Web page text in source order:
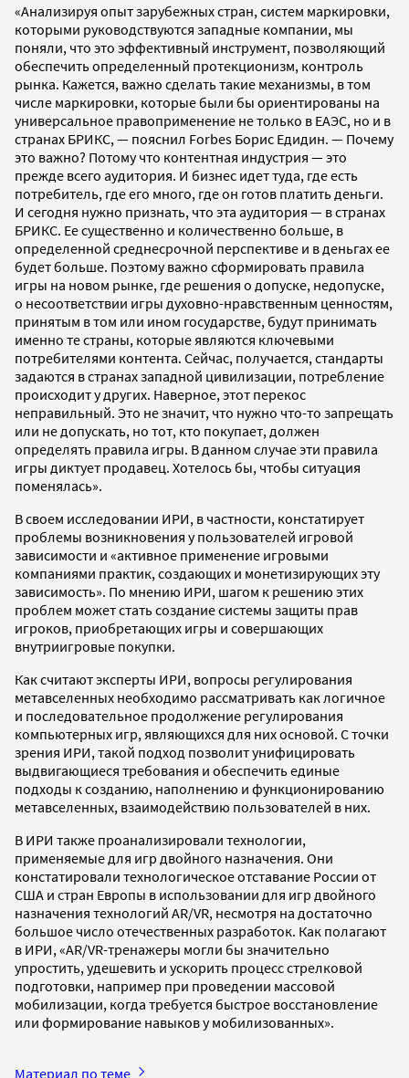
«Анализируя опыт зарубежных стран, систем маркировки,
которыми руководствуются западные компании, мы
поняли, что это эффективный инструмент, позволяющий
обеспечить определенный протекционизм, контроль
рынка. Кажется, важно сделать такие механизмы, в том
числе маркировки, которые были бы ориентированы на
универсальное правоприменение не только в ЕАЭС, но и в
странах БРИКС, — пояснил Forbes Борис Едидин. — Почему
это важно? Потому что контентная индустрия — это
прежде всего аудитория. И бизнес идет туда, где есть
потребитель, где его много, где он готов платить деньги.
И сегодня нужно признать, что эта аудитория — в странах
БРИКС. Ее существенно и количественно больше, в
определенной среднесрочной перспективе и в деньгах ее
будет больше. Поэтому важно сформировать правила
игры на новом рынке, где решения о допуске, недопуске,
о несоответствии игры духовно-нравственным ценностям,
принятым в том или ином государстве, будут принимать
именно те страны, которые являются ключевыми
потребителями контента. Сейчас, получается, стандарты
задаются в странах западной цивилизации, потребление
происходит у других. Наверное, этот перекос
неправильный. Это не значит, что нужно что-то запрещать
или не допускать, но тот, кто покупает, должен
определять правила игры. В данном случае эти правила
игры диктует продавец. Хотелось бы, чтобы ситуация
поменялась».
В своем исследовании ИРИ, в частности, констатирует
проблемы возникновения у пользователей игровой
зависимости и «активное применение игровыми
компаниями практик, создающих и монетизирующих эту
зависимость». По мнению ИРИ, шагом к решению этих
проблем может стать создание системы защиты прав
игроков, приобретающих игры и совершающих
внутриигровые покупки.
Как считают эксперты ИРИ, вопросы регулирования
метавселенных необходимо рассматривать как логичное
и последовательное продолжение регулирования
компьютерных игр, являющихся для них основой. С точки
зрения ИРИ, такой подход позволит унифицировать
выдвигающиеся требования и обеспечить единые
подходы к созданию, наполнению и функционированию
метавселенных, взаимодействию пользователей в них.
В ИРИ также проанализировали технологии,
применяемые для игр двойного назначения. Они
констатировали технологическое отставание России от
США и стран Европы в использовании для игр двойного
назначения технологий AR/VR, несмотря на достаточно
большое число отечественных разработок. Как полагают
в ИРИ, «AR/VR-тренажеры могли бы значительно
упростить, удешевить и ускорить процесс стрелковой
подготовки, например при проведении массовой
мобилизации, когда требуется быстрое восстановление
или формирование навыков у мобилизованных».
Материал по теме